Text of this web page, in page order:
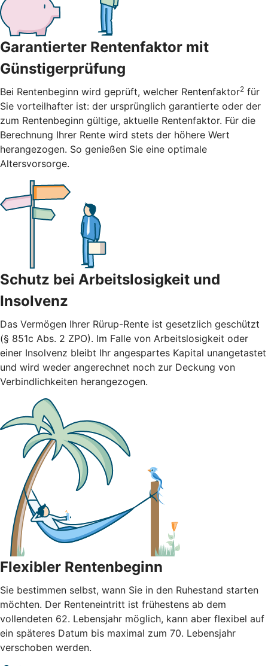
Garantierter Rentenfaktor mit
Günstigerprüfung
Bei Rentenbeginn wird geprüft, welcher Rentenfaktor2 für
Sie vorteilhafter ist: der ursprünglich garantierte oder der
zum Rentenbeginn gültige, aktuelle Rentenfaktor. Für die
Berechnung Ihrer Rente wird stets der höhere Wert
herangezogen. So genießen Sie eine optimale
Altersvorsorge.
Schutz bei Arbeitslosigkeit und
Insolvenz
Das Vermögen Ihrer Rürup-Rente ist gesetzlich geschützt
(§ 851c Abs. 2 ZPO). Im Falle von Arbeitslosigkeit oder
einer Insolvenz bleibt Ihr angespartes Kapital unangetastet
und wird weder angerechnet noch zur Deckung von
Verbindlichkeiten herangezogen.
Flexibler Rentenbeginn
Sie bestimmen selbst, wann Sie in den Ruhestand starten
möchten. Der Renteneintritt ist frühestens ab dem
vollendeten 62. Lebensjahr möglich, kann aber flexibel auf
ein späteres Datum bis maximal zum 70. Lebensjahr
verschoben werden.